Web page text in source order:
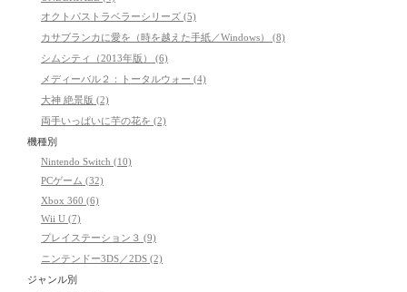
オクトパストラベラーシリーズ (5)
カサブランカに愛を（時を越えた手紙／Windows） (8)
シムシティ（2013年版） (6)
メディーバル２：トータルウォー (4)
大神 絶景版 (2)
両手いっぱいに芋の花を (2)
機種別
Nintendo Switch (10)
PCゲーム (32)
Xbox 360 (6)
Wii U (7)
プレイステーション３ (9)
ニンテンドー3DS／2DS (2)
ジャンル別